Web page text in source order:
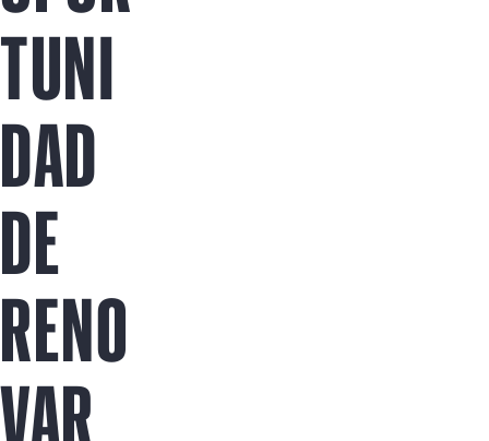
TUNI
DAD
DE
RENO
VAR